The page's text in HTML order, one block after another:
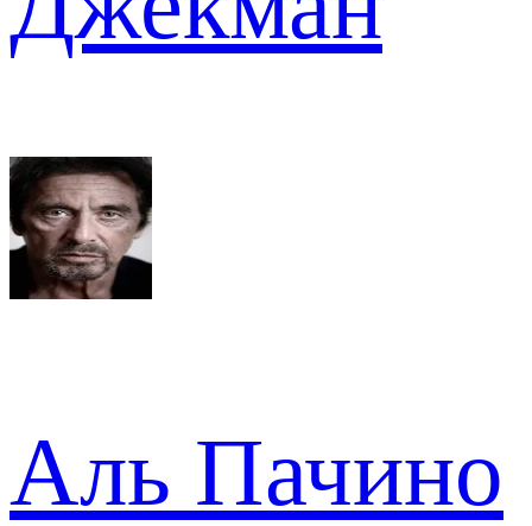
Аль Пачино